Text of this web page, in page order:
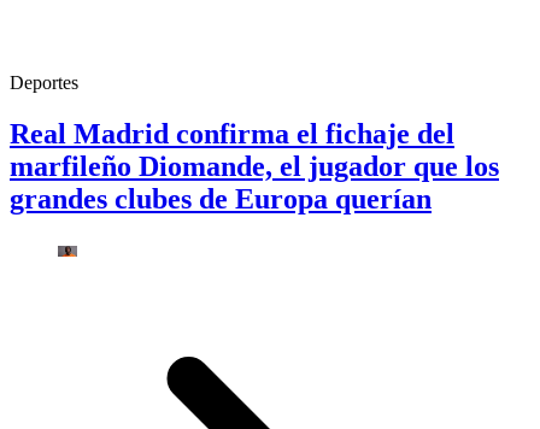
Deportes
Real Madrid confirma el fichaje del
marfileño Diomande, el jugador que los
grandes clubes de Europa querían